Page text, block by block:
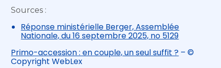
Sources :
Réponse ministérielle Berger, Assemblée
Nationale, du 16 septembre 2025, no 5129
Primo-accession : en couple, un seul suffit ? – ©
Copyright WebLex